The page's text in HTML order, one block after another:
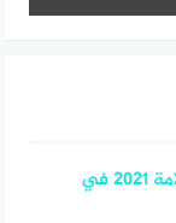
اسماء قائمة المقبولين في نتائج اشبال الامة 2021 في